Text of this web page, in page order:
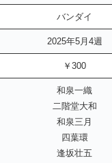
バンダイ
2025年5月4週
￥300
和泉一織
二階堂大和
和泉三月
四葉環
逢坂壮五